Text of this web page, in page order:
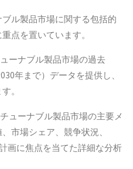
ル製品市場に関する包括的
点を置いています。
ーナブル製品市場の過去
年まで）データを提供し、
。
ューナブル製品市場の主要メ
市場シェア、競争状況、
画に焦点を当てた詳細な分析